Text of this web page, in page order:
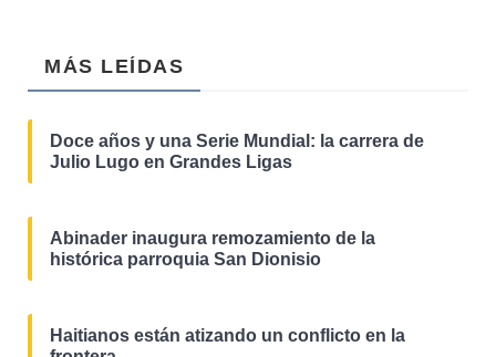
MÁS LEÍDAS
Doce años y una Serie Mundial: la carrera de
Julio Lugo en Grandes Ligas
Abinader inaugura remozamiento de la
histórica parroquia San Dionisio
Haitianos están atizando un conflicto en la